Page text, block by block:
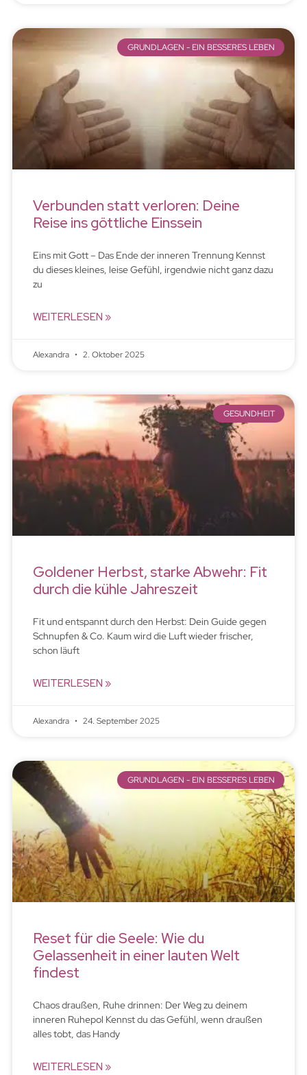
GRUNDLAGEN - EIN BESSERES LEBEN
Verbunden statt verloren: Deine
Reise ins göttliche Einssein
Eins mit Gott – Das Ende der inneren Trennung Kennst
du dieses kleines, leise Gefühl, irgendwie nicht ganz dazu
zu
WEITERLESEN »
Alexandra 2. Oktober 2025
GESUNDHEIT
Goldener Herbst, starke Abwehr: Fit
durch die kühle Jahreszeit
Fit und entspannt durch den Herbst: Dein Guide gegen
Schnupfen & Co. Kaum wird die Luft wieder frischer,
schon läuft
WEITERLESEN »
Alexandra 24. September 2025
GRUNDLAGEN - EIN BESSERES LEBEN
Reset für die Seele: Wie du
Gelassenheit in einer lauten Welt
findest
Chaos draußen, Ruhe drinnen: Der Weg zu deinem
inneren Ruhepol Kennst du das Gefühl, wenn draußen
alles tobt, das Handy
WEITERLESEN »